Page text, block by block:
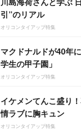
引”のリアル
オリコンタイアップ特集
マクドナルドが40年
学生の甲子園」
オリコンタイアップ特集
イケメンてんこ盛り
情ラブに胸キュン
オリコンタイアップ特集